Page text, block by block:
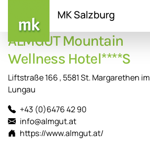
Inhalt
MK Salzburg
ALMGUT Mountain
Wellness Hotel****S
Liftstraße 166 , 5581 St. Margarethen im
Lungau
+43 (0)6476 42 90
info@almgut.at
https://www.almgut.at/